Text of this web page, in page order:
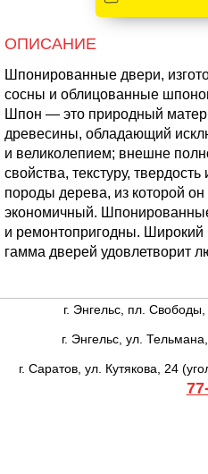
ОПИСАНИЕ
Шпонированные двери,
сосны и облицованные
Шпон — это природный
древесины, обладающий
и великолепием; внешне
свойства, текстуру,
породы дерева, из которой
экономичный.
и ремонтопригодны.
гамма дверей удовлетворит
г. Энгельс, пл. Свободы,
г. Энгельс, ул.
г. Саратов, ул. Кутякова, 24